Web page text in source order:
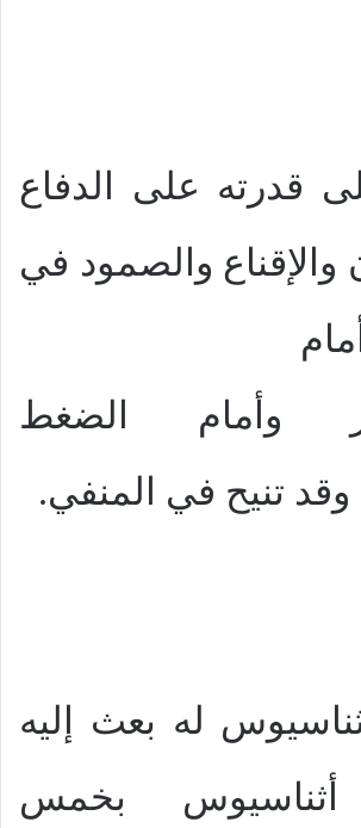
قدرته على الدفاع
والإقناع والصمود في
وأمام الضغط
وقد تنيح في المنفي.
له بعث إليه
أثناسيوس بخمس